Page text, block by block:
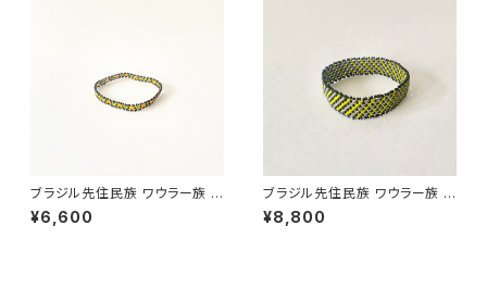
ブラジル先住民族 ワウラー族 ビ
ーズブレスレット 0.5cm幅 内周
16cm
¥6,600
ブラジル先住民族 ワウラー族 ビ
ーズブレスレット 1.5cm幅 内周
15cm
¥8,800